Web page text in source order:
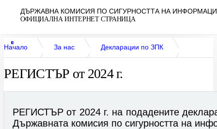
ДЪРЖАВНА КОМИСИЯ ПО СИГУРНОСТТА НА
ОФИЦИАЛНА ИНТЕРНЕТ СТРАНИЦА
Начало За нас Декларации по ЗПК
РЕГИСТЪР от 2024 г.
РЕГИСТЪР от 2024 г.
РЕГИСТЪР от 2024 г. на подадените
Държавната комисия по сигурността на